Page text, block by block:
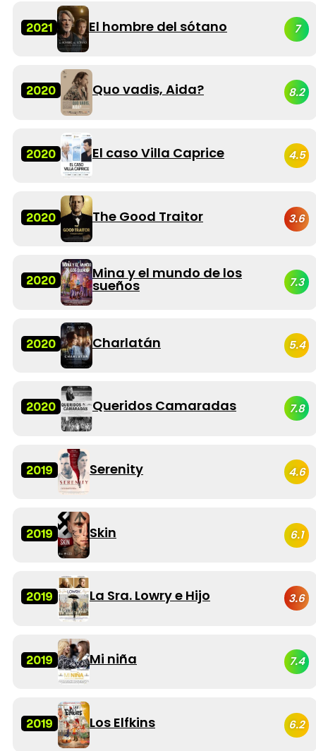
2021 El hombre del sótano 7
2020 Quo vadis, Aida? 8.2
2020 El caso Villa Caprice 4.5
2020 The Good Traitor 3.6
2020 Mina y el mundo de los
sueños 7.3
2020 Charlatán 5.4
2020 Queridos Camaradas 7.8
2019 Serenity 4.6
2019 Skin 6.1
2019 La Sra. Lowry e Hijo 3.6
2019 Mi niña 7.4
2019 Los Elfkins 6.2